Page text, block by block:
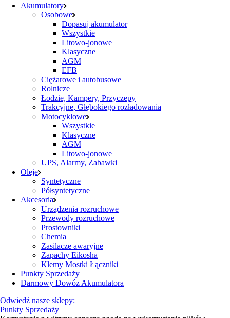
Akumulatory
Osobowe
Dopasuj akumulator
Wszystkie
Litowo-jonowe
Klasyczne
AGM
EFB
Ciężarowe i autobusowe
Rolnicze
Łodzie, Kampery, Przyczepy
Trakcyjne, Głębokiego rozładowania
Motocyklowe
Wszystkie
Klasyczne
AGM
Litowo-jonowe
UPS, Alarmy, Zabawki
Oleje
Syntetyczne
Półsyntetyczne
Akcesoria
Urządzenia rozruchowe
Przewody rozruchowe
Prostowniki
Chemia
Zasilacze awaryjne
Zapachy Eikosha
Klemy Mostki Łączniki
Punkty Sprzedaży
Darmowy Dowóz Akumulatora
Odwiedź nasze sklepy:
Punkty Sprzedaży